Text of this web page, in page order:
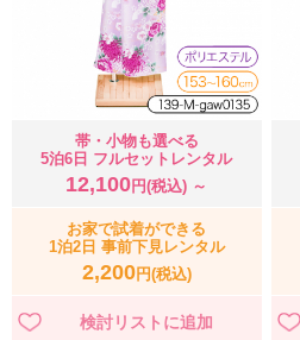
帯・小物も選べる
5泊6日 フルセットレンタル
12,100円(税込) ～
お家で試着ができる
1泊2日 事前下見レンタル
2,200円(税込)